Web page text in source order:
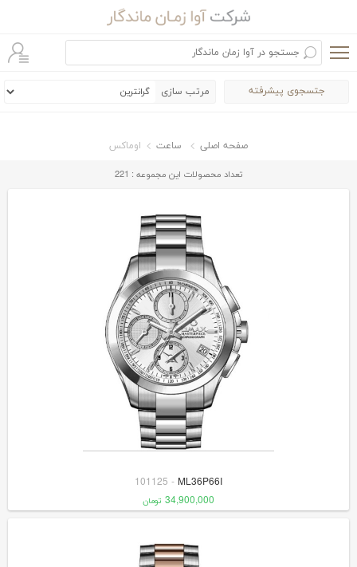
جتسجوی پیشرفته مرتب سازی
صفحه اصلی ساعت اوماکس
تعداد محصولات این مجموعه : 221
ML36P66I
-
101125
34,900,000 تومان